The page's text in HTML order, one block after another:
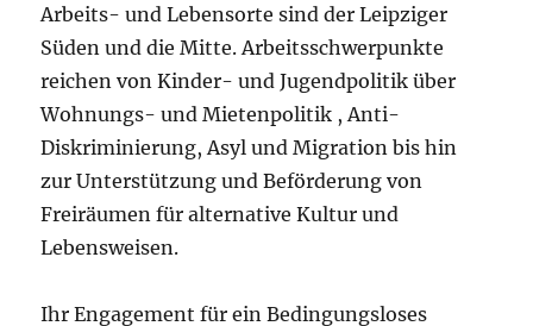
Arbeits- und Lebensorte sind der Leipziger
Süden und die Mitte. Arbeitsschwerpunkte
reichen von Kinder- und Jugendpolitik über
Wohnungs- und Mietenpolitik , Anti-
Diskriminierung, Asyl und Migration bis hin
zur Unterstützung und Beförderung von
Freiräumen für alternative Kultur und
Lebensweisen.
Ihr Engagement für ein Bedingungsloses